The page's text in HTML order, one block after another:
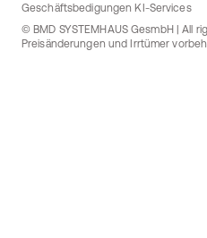
Geschäftsbedigungen KI-Services
© BMD SYSTEMHAUS GesmbH | All
Preisänderungen und Irrtümer